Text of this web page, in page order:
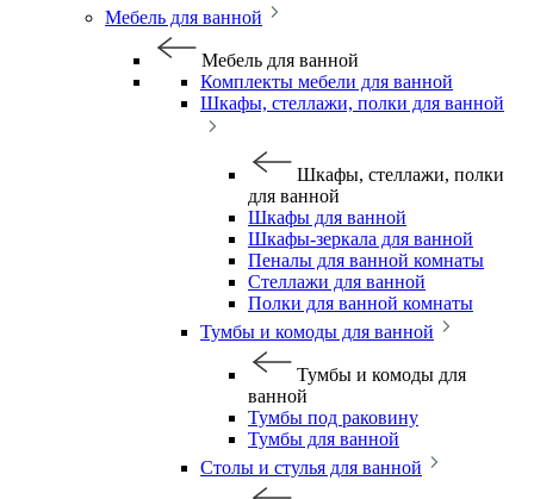
Мебель для ванной
Мебель для ванной
Комплекты мебели для ванной
Шкафы, стеллажи, полки для ванной
Шкафы, стеллажи, полки
для ванной
Шкафы для ванной
Шкафы-зеркала для ванной
Пеналы для ванной комнаты
Стеллажи для ванной
Полки для ванной комнаты
Тумбы и комоды для ванной
Тумбы и комоды для
ванной
Тумбы под раковину
Тумбы для ванной
Столы и стулья для ванной